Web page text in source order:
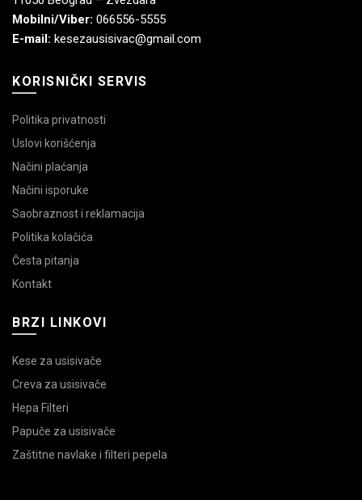
Mobilni/Viber: 066556-5555
E-mail: kesezausisivac@gmail.com
KORISNIČKI SERVIS
Politika privatnosti
Uslovi korišćenja
Načini plaćanja
Načini isporuke
Saobraznost i reklamacija
Politika kolačića
Česta pitanja
Kontakt
BRZI LINKOVI
Kese za usisivače
Creva za usisivače
Hepa Filteri
Papuče za usisivače
Zaštitne navlake i filteri pepela